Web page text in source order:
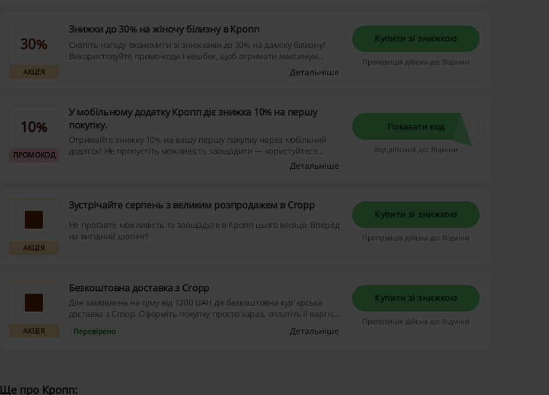
30%
АКЦІЯ
Знижки до 30% на жіночу білизну в Кропп
Схопіть нагоду економити зі знижками до 30% на дамску білизну!
Використовуйте промо-коди і кешбек, щоб отримати максимум
Детальніше
Купити зі знижкою
Пропозиція дійсна до: Відміни
10%
ПРОМОКОД
У мобільному додатку Кропп діє знижка 10% на першу
покупку.
Отримайте знижку 10% на вашу першу покупку через мобільний
додаток! Не пропустіть можливість заощадити — користуйтеся
Детальніше
Показати код
Код дійсний до: Відміни
АКЦІЯ
Зустрічайте серпень з великим розпродажем в Cropp
Не проґавте можливість та заощадьте в Кропп цього місяця. Вперед
на вигідний шопінг!
Купити зі знижкою
Пропозиція дійсна до: Відміни
АКЦІЯ
Безкоштовна доставка з Cropp
Для замовлень на суму від 1200 UAH діє безкоштовна кур'єрська
доставка з Cropp. Оформіть покупку просто зараз, оплатіть її вартість
Детальніше
Перевірено
Купити зі знижкою
Пропозиція дійсна до: Відміни
Ще про Кропп: